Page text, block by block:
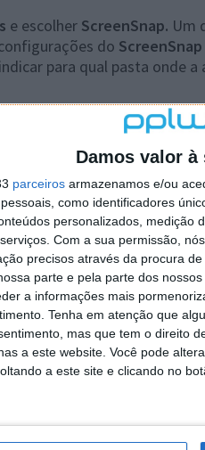
Damos valor
parceiros armazenamos e/ou
como identificadores
personalizados, medição
Com a sua permissão,
precisos através da procura
parte e pela parte dos
a informações mais
Tenha em atenção que
mas que tem o direito
a este website. Você pode
a este site e clicando no
e escolher ScreenSnap. Um
do ScreenSnap
para qual pasta onde a
para capturar
o tipo de imagem,
ou do cartão, enviar